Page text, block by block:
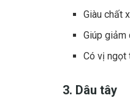
Giàu chất
Giúp giảm
Có vị ngọt
3. Dâu tây